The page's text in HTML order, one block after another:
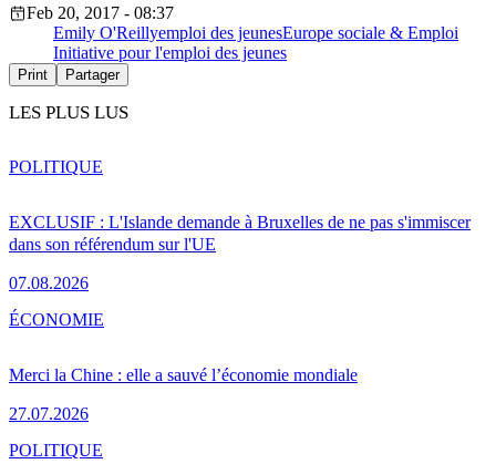
Feb 20, 2017 - 08:37
Emily O'Reillyemploi des jeunesEurope sociale & Emploi
Initiative pour l'emploi des jeunes
Print Partager
LES PLUS LUS
EXCLUSIF : L'Islande demande à Bruxelles de ne pas s'immiscer
dans son référendum sur l'UE
07.08.2026
POLITIQUE
Merci la Chine : elle a sauvé l’économie mondiale
27.07.2026
ÉCONOMIE
POLITIQUE